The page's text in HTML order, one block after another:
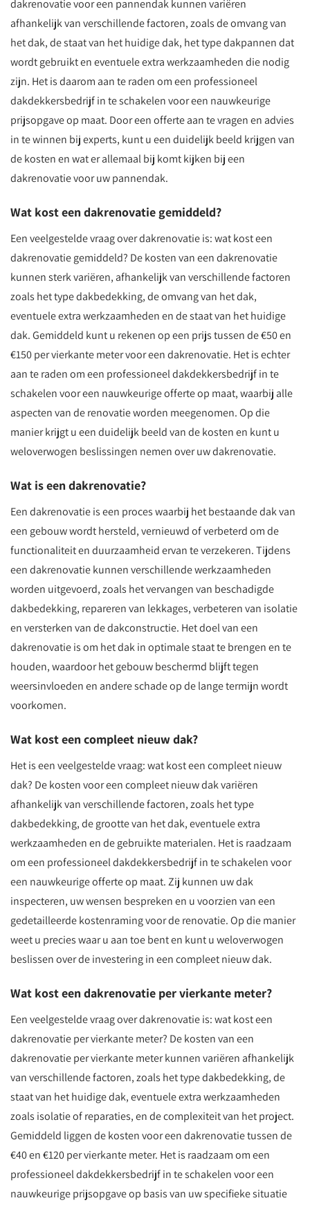
dakrenovatie voor een pannendak kunnen variëren
afhankelijk van verschillende factoren, zoals de omvang van
het dak, de staat van het huidige dak, het type dakpannen dat
wordt gebruikt en eventuele extra werkzaamheden die nodig
zijn. Het is daarom aan te raden om een professioneel
dakdekkersbedrijf in te schakelen voor een nauwkeurige
prijsopgave op maat. Door een offerte aan te vragen en advies
in te winnen bij experts, kunt u een duidelijk beeld krijgen van
de kosten en wat er allemaal bij komt kijken bij een
dakrenovatie voor uw pannendak.
Wat kost een dakrenovatie gemiddeld?
Een veelgestelde vraag over dakrenovatie is: wat kost een
dakrenovatie gemiddeld? De kosten van een dakrenovatie
kunnen sterk variëren, afhankelijk van verschillende factoren
zoals het type dakbedekking, de omvang van het dak,
eventuele extra werkzaamheden en de staat van het huidige
dak. Gemiddeld kunt u rekenen op een prijs tussen de €50 en
€150 per vierkante meter voor een dakrenovatie. Het is echter
aan te raden om een professioneel dakdekkersbedrijf in te
schakelen voor een nauwkeurige offerte op maat, waarbij alle
aspecten van de renovatie worden meegenomen. Op die
manier krijgt u een duidelijk beeld van de kosten en kunt u
weloverwogen beslissingen nemen over uw dakrenovatie.
Wat is een dakrenovatie?
Een dakrenovatie is een proces waarbij het bestaande dak van
een gebouw wordt hersteld, vernieuwd of verbeterd om de
functionaliteit en duurzaamheid ervan te verzekeren. Tijdens
een dakrenovatie kunnen verschillende werkzaamheden
worden uitgevoerd, zoals het vervangen van beschadigde
dakbedekking, repareren van lekkages, verbeteren van isolatie
en versterken van de dakconstructie. Het doel van een
dakrenovatie is om het dak in optimale staat te brengen en te
houden, waardoor het gebouw beschermd blijft tegen
weersinvloeden en andere schade op de lange termijn wordt
voorkomen.
Wat kost een compleet nieuw dak?
Het is een veelgestelde vraag: wat kost een compleet nieuw
dak? De kosten voor een compleet nieuw dak variëren
afhankelijk van verschillende factoren, zoals het type
dakbedekking, de grootte van het dak, eventuele extra
werkzaamheden en de gebruikte materialen. Het is raadzaam
om een professioneel dakdekkersbedrijf in te schakelen voor
een nauwkeurige offerte op maat. Zij kunnen uw dak
inspecteren, uw wensen bespreken en u voorzien van een
gedetailleerde kostenraming voor de renovatie. Op die manier
weet u precies waar u aan toe bent en kunt u weloverwogen
beslissen over de investering in een compleet nieuw dak.
Wat kost een dakrenovatie per vierkante meter?
Een veelgestelde vraag over dakrenovatie is: wat kost een
dakrenovatie per vierkante meter? De kosten van een
dakrenovatie per vierkante meter kunnen variëren afhankelijk
van verschillende factoren, zoals het type dakbedekking, de
staat van het huidige dak, eventuele extra werkzaamheden
zoals isolatie of reparaties, en de complexiteit van het project.
Gemiddeld liggen de kosten voor een dakrenovatie tussen de
€40 en €120 per vierkante meter. Het is raadzaam om een
professioneel dakdekkersbedrijf in te schakelen voor een
nauwkeurige prijsopgave op basis van uw specifieke situatie